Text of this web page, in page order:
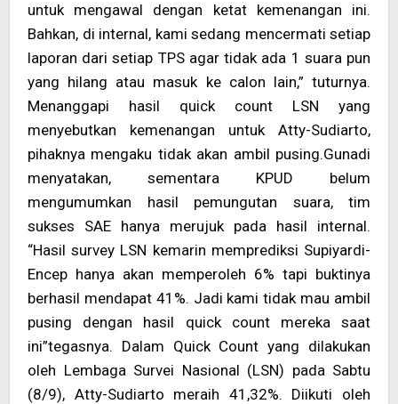
untuk mengawal dengan ketat kemenangan ini.
Bahkan, di internal, kami sedang mencermati setiap
laporan dari setiap TPS agar tidak ada 1 suara pun
yang hilang atau masuk ke calon lain,” tuturnya.
Menanggapi hasil quick count LSN yang
menyebutkan kemenangan untuk Atty-Sudiarto,
pihaknya mengaku tidak akan ambil pusing.Gunadi
menyatakan, sementara KPUD belum
mengumumkan hasil pemungutan suara, tim
sukses SAE hanya merujuk pada hasil internal.
“Hasil survey LSN kemarin memprediksi Supiyardi-
Encep hanya akan memperoleh 6% tapi buktinya
berhasil mendapat 41%. Jadi kami tidak mau ambil
pusing dengan hasil quick count mereka saat
ini”tegasnya. Dalam Quick Count yang dilakukan
oleh Lembaga Survei Nasional (LSN) pada Sabtu
(8/9), Atty-Sudiarto meraih 41,32%. Diikuti oleh